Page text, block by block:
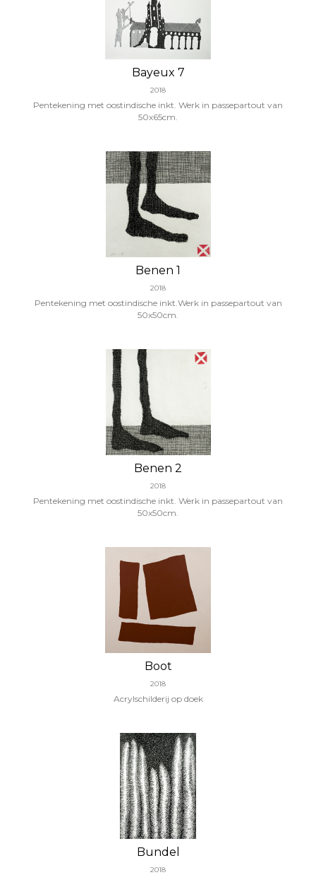
Bayeux 7
2018
Pentekening met oostindische inkt. Werk in passepartout van
50x65cm.
Benen 1
2018
Pentekening met oostindische inkt.Werk in passepartout van
50x50cm.
Benen 2
2018
Pentekening met oostindische inkt. Werk in passepartout van
50x50cm.
Boot
2018
Acrylschilderij op doek
Bundel
2018